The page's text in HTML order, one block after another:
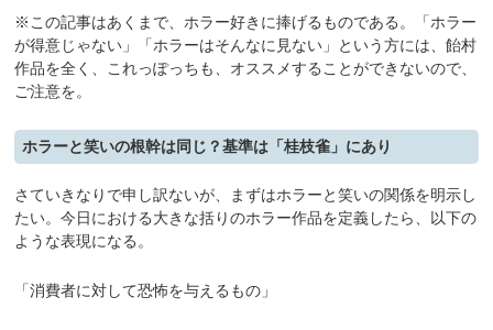
※この記事はあくまで、ホラー好きに捧げるものである。「ホラー
が得意じゃない」「ホラーはそんなに見ない」という方には、飴村
作品を全く、これっぽっちも、オススメすることができないので、
ご注意を。
ホラーと笑いの根幹は同じ？基準は「桂枝雀」にあり
さていきなりで申し訳ないが、まずはホラーと笑いの関係を明示し
たい。今日における大きな括りのホラー作品を定義したら、以下の
ような表現になる。
「消費者に対して恐怖を与えるもの」